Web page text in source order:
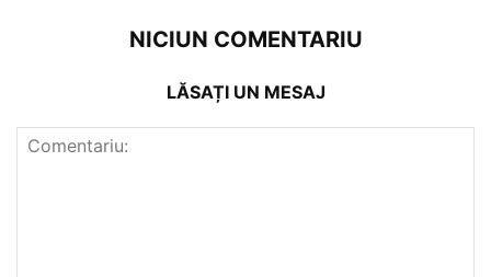
NICIUN COMENTARIU
LĂSAȚI UN MESAJ